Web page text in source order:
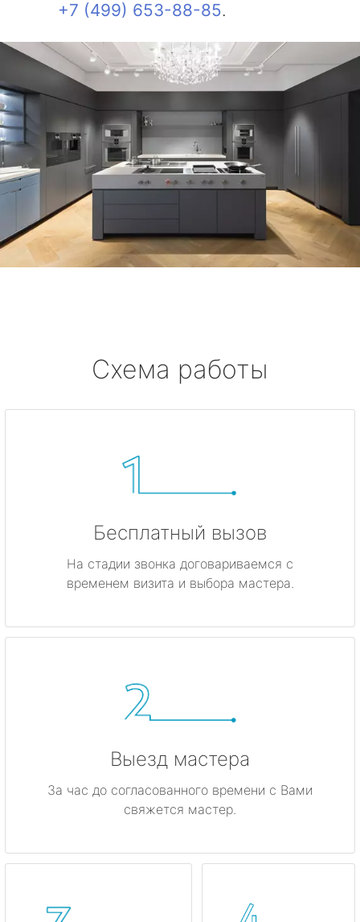
+7 (499) 653-88-85.
Схема работы
Бесплатный вызов
На стадии звонка договариваемся с
временем визита и выбора мастера.
Выезд мастера
За час до согласованного времени с Вами
свяжется мастер.